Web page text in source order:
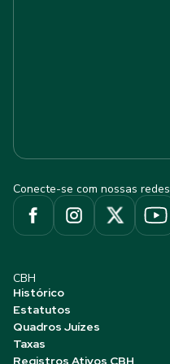
Conecte-se com nossas redes
CBH
Histórico
Estatutos
Quadros Juízes
Taxas
Registros Ativos CBH